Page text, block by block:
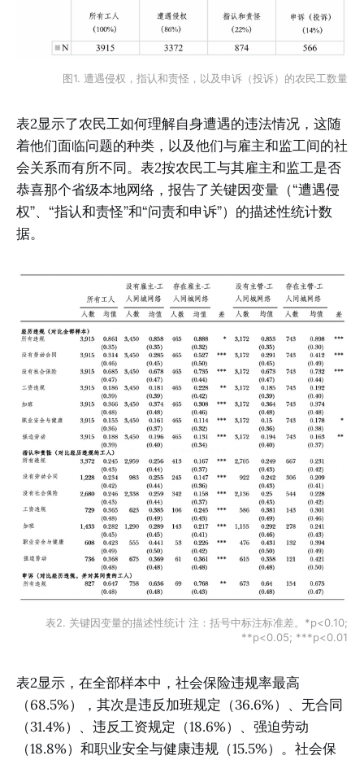
图1. 遭遇侵权，指认和责怪，以及申诉（投诉）的农民工数量
表2显示了农民工如何理解自身遭遇的违法情况，这随
着他们面临问题的种类，以及他们与雇主和监工间的社
会关系而有所不同。表2按农民工与其雇主和监工是否
恭喜那个省级本地网络，报告了关键因变量（“遭遇侵
权”、“指认和责怪”和“问责和申诉”）的描述性统计数
据。
表2. 关键因变量的描述性统计 注：括号中标注标准差。*p<0.10;
**p<0.05; ***p<0.01
表2显示，在全部样本中，社会保险违规率最高
（68.5%），其次是违反加班规定（36.6%）、无合同
（31.4%）、违反工资规定（18.6%）、强迫劳动
（18.8%）和职业安全与健康违规（15.5%）。社会保